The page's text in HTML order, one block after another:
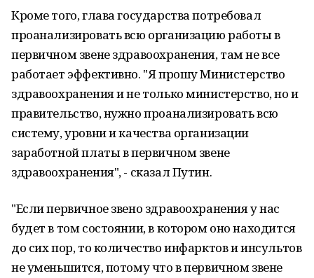
Кроме того, глава государства потребовал
проанализировать всю организацию работы в
первичном звене здравоохранения, там не все
работает эффективно. "Я прошу Министерство
здравоохранения и не только министерство, но и
правительство, нужно проанализировать всю
систему, уровни и качества организации
заработной платы в первичном звене
здравоохранения", - сказал Путин.
"Если первичное звено здравоохранения у нас
будет в том состоянии, в котором оно находится
до сих пор, то количество инфарктов и инсультов
не уменьшится, потому что в первичном звене